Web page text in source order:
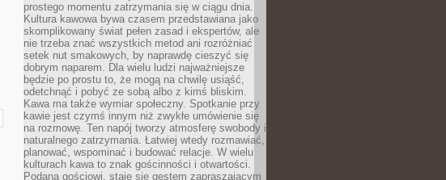
prostego momentu zatrzymania się w ciągu dnia.
Kultura kawowa bywa czasem przedstawiana jako
skomplikowany świat pełen zasad i ekspertów, ale
nie trzeba znać wszystkich metod ani rozróżniać
setek nut smakowych, by naprawdę cieszyć się
dobrym naparem. Dla wielu ludzi najważniejsze
będzie po prostu to, że mogą na chwilę usiąść,
odetchnąć i pobyć ze sobą albo z kimś bliskim.
Kawa ma także wymiar społeczny. Spotkanie przy
kawie jest czymś innym niż zwykłe umówienie się
na rozmowę. Ten napój tworzy atmosferę swobody i
naturalnego zatrzymania. Łatwiej wtedy rozmawiać,
planować, wspominać i budować relacje. W wielu
kulturach kawa to znak gościnności i otwartości.
Podana gościowi, staje się gestem zapraszającym